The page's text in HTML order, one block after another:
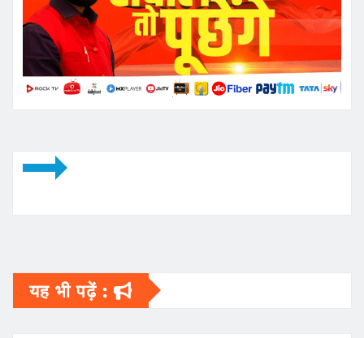
यह भी पढ़ें :